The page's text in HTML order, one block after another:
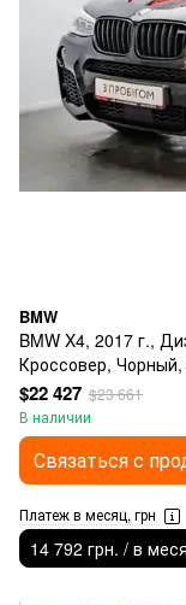
BMW
BMW X4, 2017 г.,
Кроссовер,
$22 427 $23 661
В наличии
Связаться с
Платеж в месяц, грн
14 792 грн. / в